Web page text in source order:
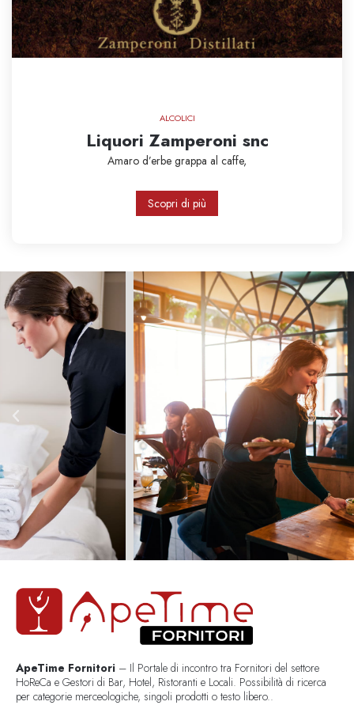
ALCOLICI
Liquori Zamperoni snc
Amaro d’erbe grappa al caffe,
Scopri di più
ApeTime Fornitori – Il Portale di incontro tra Fornitori del settore
HoReCa e Gestori di Bar, Hotel, Ristoranti e Locali. Possibilità di ricerca
per categorie merceologiche, singoli prodotti o testo libero..